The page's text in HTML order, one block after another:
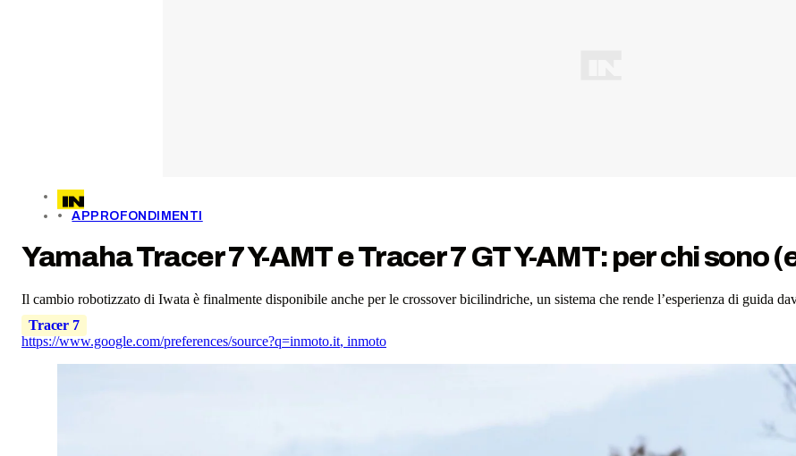
APPROFONDIMENTI
Yamaha Tracer 7 Y-AMT e Tracer 7 GT Y-AMT: per chi sono
Il cambio robotizzato di Iwata è finalmente disponibile anche per le crossover bicilindriche, un sistema che rende l’esperienza di guida
Tracer 7
https://www.google.com/preferences/source?q=inmoto.it, inmoto